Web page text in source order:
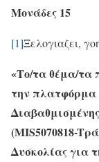
Μονάδες 15
[1]Ξελογιαζει,
«Το/τα θέμα/τα
την πλατφόρμα
(MIS5070818-
Δυσκολίας για